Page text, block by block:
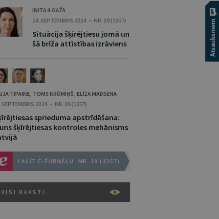
INITA ILGAŽA
24. SEPTEMBRIS 2024 • NR. 39 (1357)
Situācija šķīrējtiesu jomā un
šā brīža attīstības izrāviens
TIPAINE, TOMS KRŪMIŅŠ, ELĪZA MADSENA
SEPTEMBRIS 2024 • NR. 39 (1357)
sprieduma apstrīdēšana:
šķīrējtiesas kontroles mehānisms
LASĪT E-ŽURNĀLU: NR. 39 (1357)
VISI RAKSTI